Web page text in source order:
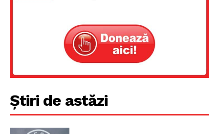
Știri de astăzi